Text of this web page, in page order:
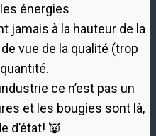
énergies
jamais à la hauteur de la
vue de la qualité (trop
ce n’est pas un
et les bougies sont là,
d’état! 👿